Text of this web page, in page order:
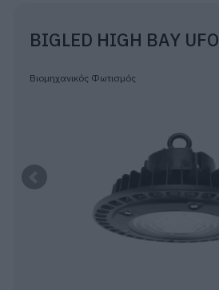
BIGLED HIGH BAY UFO
Βιομηχανικός Φωτισμός